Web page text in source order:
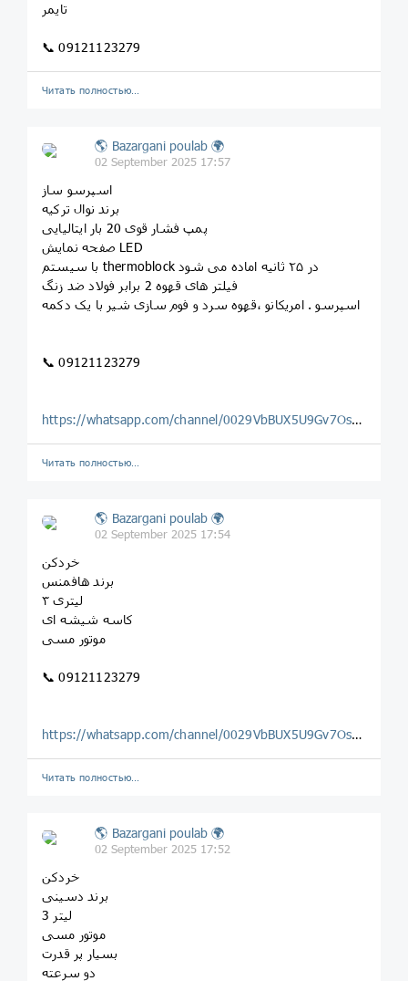
تایمر
📞 09121123279
Читать полностью…
🌎 Bazargani poulab 🌍
02 September 2025 17:57
اسپرسو ساز
برند نوال ترکیه
پمپ فشار قوی 20 بار ایتالیایی
صفحه نمایش LED
با سیستم thermoblock در ۲۵ ثانیه اماده می شود
فیلتر های قهوه 2 برابر فولاد ضد زنگ
اسپرسو . امریکانو ،قهوه سرد و فوم سازی شیر با یک دکمه
📞 09121123279
https://whatsapp.com/channel/0029VbBUX5U9Gv7OsLwF2o0H
Читать полностью…
🌎 Bazargani poulab 🌍
02 September 2025 17:54
خردکن
برند هافمنس
۳ لیتری
کاسه شیشه ای
موتور مسی
📞 09121123279
https://whatsapp.com/channel/0029VbBUX5U9Gv7OsLwF2o0H
Читать полностью…
🌎 Bazargani poulab 🌍
02 September 2025 17:52
خردکن
برند دسینی
لیتر 3
موتور مسی
بسیار پر قدرت
دو سرعته